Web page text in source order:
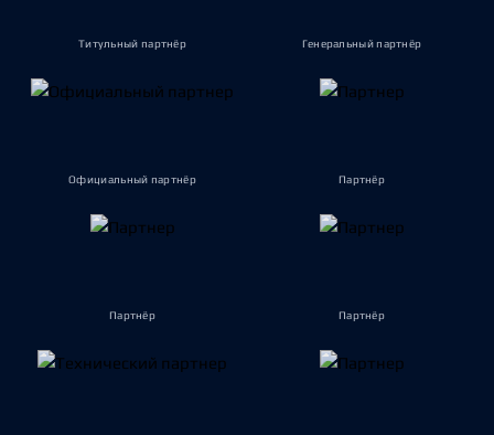
Титульный партнёр Генеральный партнёр
Официальный партнёр Партнёр
Партнёр Партнёр